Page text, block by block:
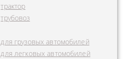
трактор
трубовоз
для грузовых автомобилей
для легковых автомобилей